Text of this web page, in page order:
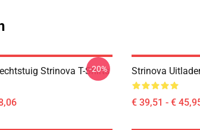
Strinova T-Shirts
-20% Strinova
€ 39,51 - €